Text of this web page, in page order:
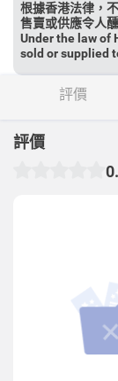
根據香港法律，
售賣或供應令人
Under the law of
sold or supplied
評價
評價